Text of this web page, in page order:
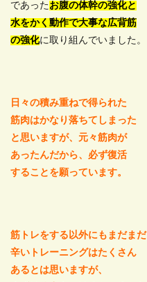
であったお腹の体幹の強化と
水をかく動作で大事な広背筋
の強化に取り組んでいました。
日々の積み重ねで得られた
筋肉はかなり落ちてしまった
と思いますが、元々筋肉が
あったんだから、必ず復活
することを願っています。
筋トレをする以外にもまだまだ
辛いトレーニングはたくさん
あるとは思いますが、